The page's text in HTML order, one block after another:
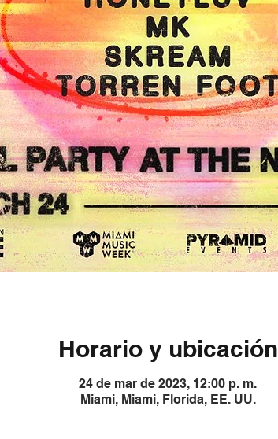
Horario y ubicación
24 de mar de 2023, 12:00 p. m.
Miami, Miami, Florida, EE. UU.